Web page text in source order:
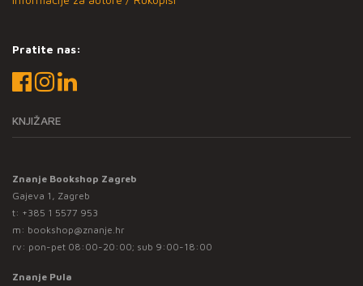
Pratite nas:
KNJIŽARE
Znanje Bookshop Zagreb
Gajeva 1, Zagreb
t: +385 1 5577 953
m: bookshop@znanje.hr
rv: pon-pet 08:00-20:00; sub 9:00-18:00
Znanje Pula